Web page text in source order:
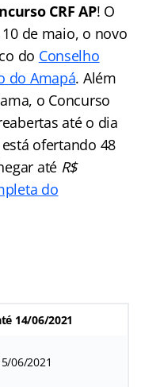
CRF AP! O
de maio, o novo
do Conselho
do Amapá. Além
o Concurso
até o dia
ofertando 48
até R$
do
14/06/2021
06/2021